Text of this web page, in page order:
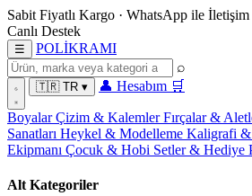
Sabit Fiyatlı Kargo · WhatsApp ile İletişim
Canlı Destek
☰ POLİKRAMI
⌕
🇹🇷 TR ▾ 👤 Hesabım 🛒
BoyalarÇizim & KalemlerFırçalar &
Sanatları Heykel & Modelleme Kaligrafi &
Ekipmanı Çocuk & Hobi Setler & Hediye
Alt Kategoriler